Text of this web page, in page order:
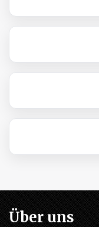
Über uns